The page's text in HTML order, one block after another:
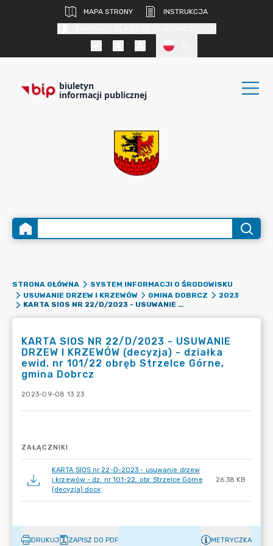
MAPA STRONY
INSTRUKCJA
biuletyn
informacji publicznej
STRONA GŁÓWNA
SYSTEM INFORMACJI O ŚRODOWISKU
USUWANIE DRZEW I KRZEWÓW
GMINA DOBRCZ
2023
KARTA SIOS NR 22/D/2023 - USUWANIE DRZEW I KRZEWÓW (DECYZJA) - DZIAŁKA EWID. NR 101/22 OBRĘB STRZELCE GÓRNE, GMINA DOBRCZ
KARTA SIOS NR 22/D/2023 - USUWANIE
DRZEW I KRZEWÓW (decyzja) - działka
ewid. nr 101/22 obręb Strzelce Górne,
gmina Dobrcz
2023-09-08 13:23
ZAŁĄCZNIKI
KARTA SIOS nr 22-D-2023 - usuwanie drzew
i krzewów - dz. nr 101-22, obr. Strzelce Górne
(decyzja).docx
26.38 KB
DRUKUJ ZAPISZ DO PDF METRYCZKA